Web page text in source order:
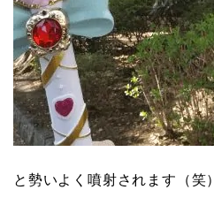
と勢いよく噴射されます（笑）